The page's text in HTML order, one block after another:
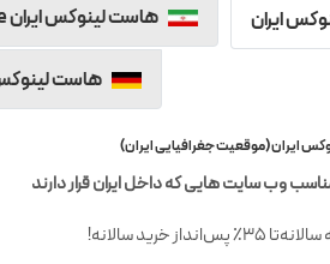
ایران هاست لینوکس ایران NVMe
هاست
ایران (موقعیت جغرافیایی ایران)
وب سایت هایی که داخل ایران قرار دارند
سالانهتا 35٪ پس‌انداز خرید سالانه!